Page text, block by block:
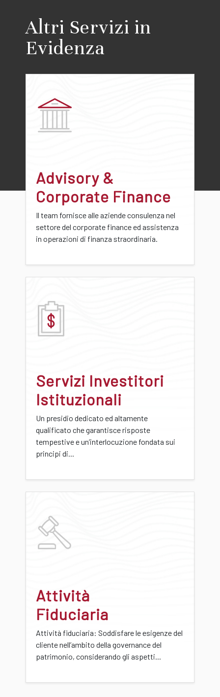
Altri Servizi in
Evidenza
Advisory &
Corporate Finance
Il team fornisce alle aziende consulenza nel
settore del corporate finance ed assistenza
in operazioni di finanza straordinaria.
Servizi Investitori
Istituzionali
Un presidio dedicato ed altamente
qualificato che garantisce risposte
tempestive e un’interlocuzione fondata sui
principi di...
Attività
Fiduciaria
Attività fiduciaria: Soddisfare le esigenze del
cliente nell’ambito della governance del
patrimonio, considerando gli aspetti...